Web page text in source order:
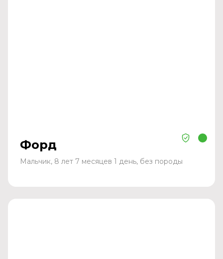
Форд
Мальчик, 8 лет 7 месяцев 1 день, без породы